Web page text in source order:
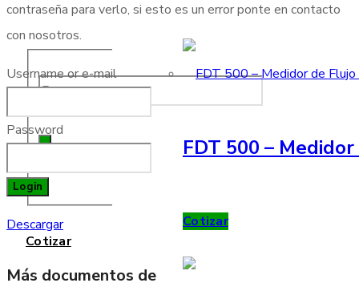
Cotizar
FDT 500 –
Cotizar
contraseña para verlo, si esto es un error ponte en contacto
con nosotros.
Username or e-mail
Password
Login
Descargar
Más documentos de